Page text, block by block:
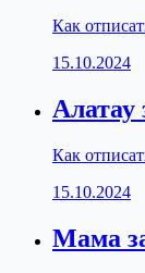
Как
15.10.2024
Как
15.10.2024
Мама